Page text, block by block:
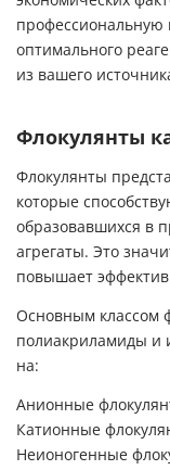
профессиональную
оптимального
из вашего
Флокулянты
Флокулянты
которые
образовавшихся в
агрегаты. Это
повышает
Основным классом
полиакриламиды и
на:
Анионные
Катионные
Неионогенные